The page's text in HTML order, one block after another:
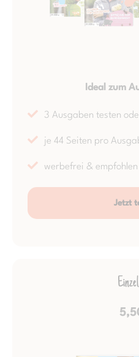
Ideal zum
3 Ausgaben testen
je 44 Seiten pro
werbefrei &
Jetzt